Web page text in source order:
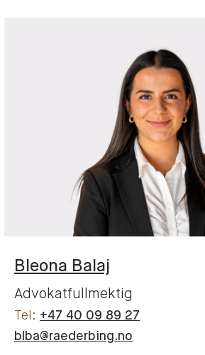
Bleona Balaj
Advokatfullmektig
+47 40 09 89 27
blba@raederbing.no